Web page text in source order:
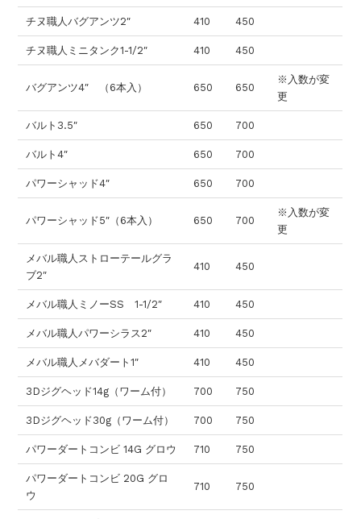
チヌ職人バグアンツ2″ 410 450
チヌ職人ミニタンク1-1/2″ 410 450
バグアンツ4″ （6本入） 650 650
※入数が変
更
バルト3.5″ 650 700
バルト4″ 650 700
パワーシャッド4″ 650 700
パワーシャッド5″（6本入） 650 700
※入数が変
更
メバル職人ストローテールグラ
ブ2″
410 450
メバル職人ミノーSS 1-1/2″ 410 450
メバル職人パワーシラス2″ 410 450
メバル職人メバダート1″ 410 450
3Dジグヘッド14g（ワーム付） 700 750
3Dジグヘッド30g（ワーム付） 700 750
パワーダートコンビ 14G グロウ 710 750
パワーダートコンビ 20G グロ
ウ
710 750